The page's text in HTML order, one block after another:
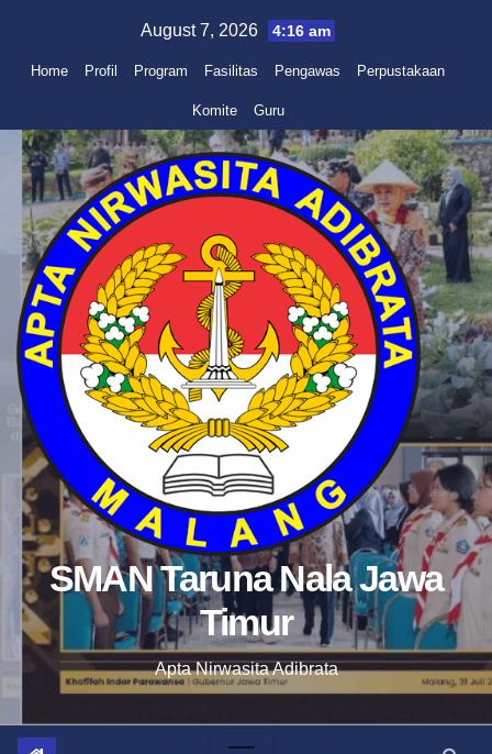
content
August 7, 2026 4:16 am
Home Profil Program Fasilitas Pengawas Perpustakaan
Komite Guru
SMAN Taruna Nala Jawa
Timur
Apta Nirwasita Adibrata